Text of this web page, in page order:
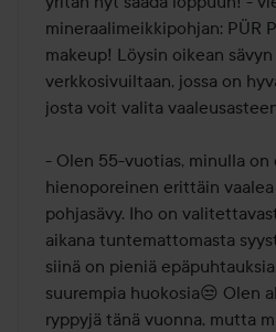
mineraalimeikkipohjan: PÜR
makeup! Löysin oikean
verkkosivuiltaan, jossa on
josta voit valita
- Olen 55-vuotias, minulla on
hienoporeinen erittäin
pohjasävy. Iho on
aikana tuntemattomasta
siinä on pieniä
suurempia huokosia😒 Olen
ryppyjä tänä vuonna, mutta